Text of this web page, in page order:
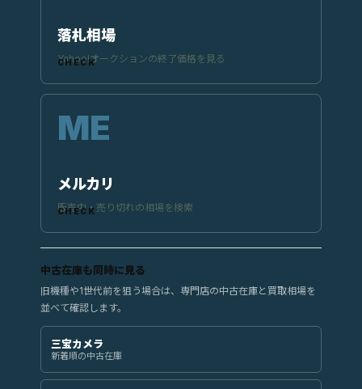
落札相場
Yahoo!オークションの終了価格を見る
メルカリ
販売中・売り切れの相場を検索
中古在庫も同時に見る
旧機種や1世代前を狙う場合は、専門店の中古在庫と買取相場を
並べて確認します。
三宝カメラ
新着順の中古在庫